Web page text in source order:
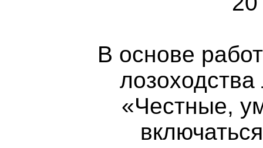
В основе
«Честные,